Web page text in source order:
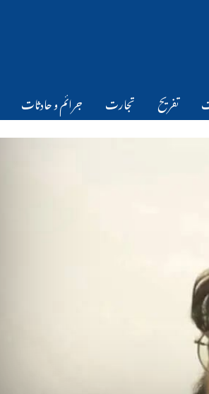
تفریح تجارت جرائم و حادثات